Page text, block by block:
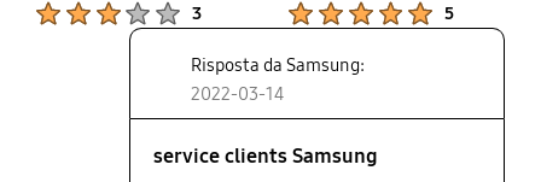
3 5
Risposta da Samsung:
2022-03-14
service clients Samsung